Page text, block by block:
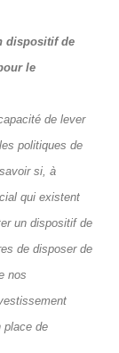
dispositif de
le
de lever
politiques de
si, à
qui existent
un dispositif de
de disposer de
nos
place de